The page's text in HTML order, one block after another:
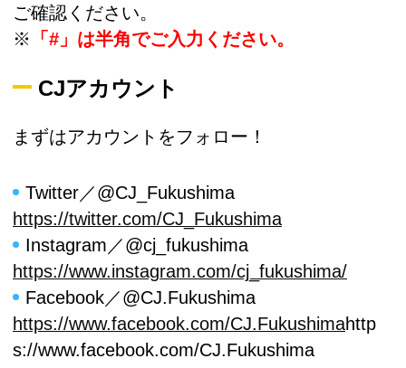
ご確認ください。
※
「#」は半角でご入力ください。
CJアカウント
まずはアカウントをフォロー！
Twitter／@CJ_Fukushima
https://twitter.com/CJ_Fukushima
Instagram／@cj_fukushima
https://www.instagram.com/cj_fukushima/
Facebook／@CJ.Fukushima
https://www.facebook.com/CJ.Fukushimahttp
s://www.facebook.com/CJ.Fukushima